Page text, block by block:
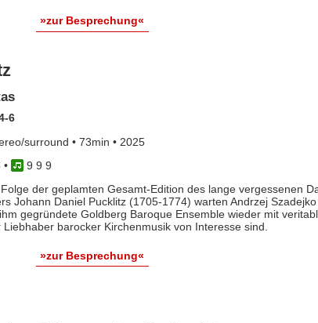
»zur Besprechung«
6
surround • 73min • 2025
•
9 9 9
der geplamten Gesamt-Edition des lange vergessenen
Johann Daniel Pucklitz (1705-1774) warten Andrzej
gegründete Goldberg Baroque Ensemble wieder mit
barocker Kirchenmusik von Interesse sind.
»zur Besprechung«